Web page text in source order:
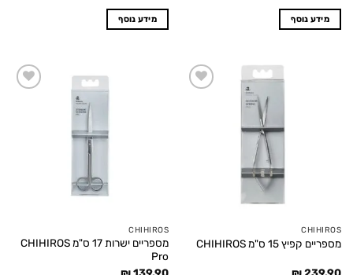
מידע נוסף מידע נוסף
CHIHIROS
מספריים קפיץ 15 ס"מ CHIHIROS
₪239.90
CHIHIROS
מספריים ישרות 17 ס"מ CHIHIROS
Pro
₪139.90